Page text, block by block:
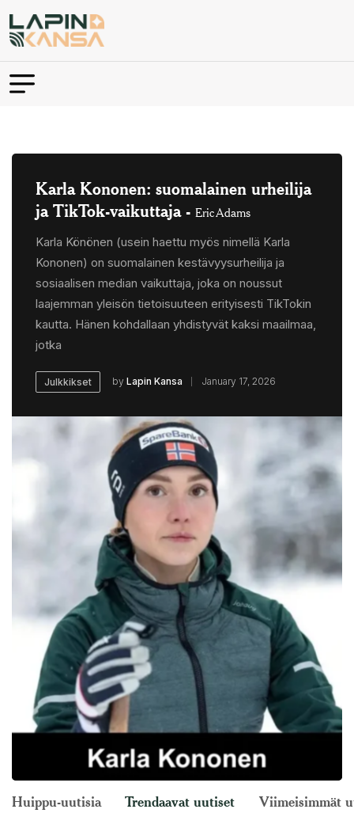
Karla Kononen: suomalainen urheilija
ja TikTok-vaikuttaja- Eric Adams
Karla Könönen (usein haettu myös nimellä Karla
Kononen) on suomalainen kestävyysurheilija ja
sosiaalisen median vaikuttaja, joka on noussut
laajemman yleisön tietoisuuteen erityisesti TikTokin
kautta. Hänen kohdallaan yhdistyvät kaksi maailmaa,
jotka
Julkkikset by Lapin Kansa January 17, 2026
Huippu-uutisia Trendaavat uutiset Viimeisimmät